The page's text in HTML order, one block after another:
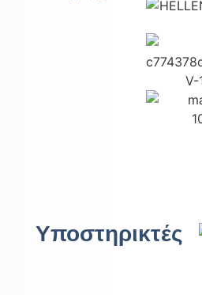
Υποστηρικτές